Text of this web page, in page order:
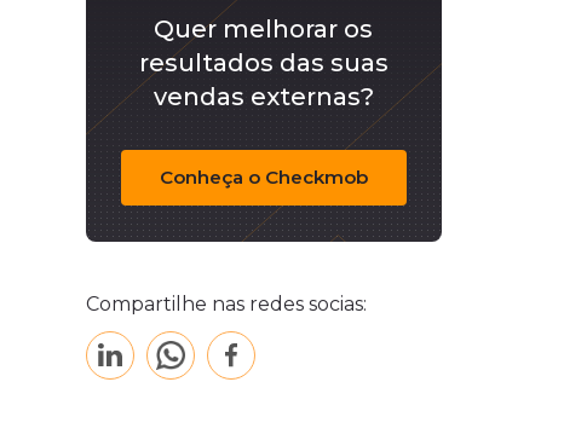
Quer melhorar os
resultados das suas
vendas externas?
Conheça o Checkmob
Compartilhe nas redes socias: